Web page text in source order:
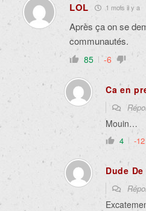
LOL 1 mois il y a
Après ça on se
communautés.
85 -6
Ca en
Mouin…
4 -12
Dude